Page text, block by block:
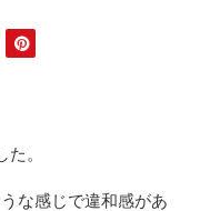
。
な感じで違和感があ